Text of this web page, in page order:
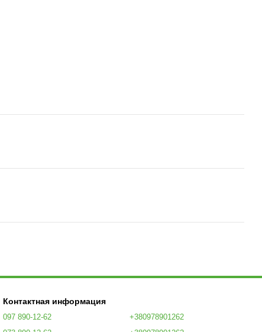
Контактная информация
097 890-12-62
+380978901262